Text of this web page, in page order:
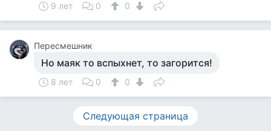
9 лет 0 0
Пересмешник
Но маяк то вспыхнет, то загорится!
8 лет 0 0
Следующая страница